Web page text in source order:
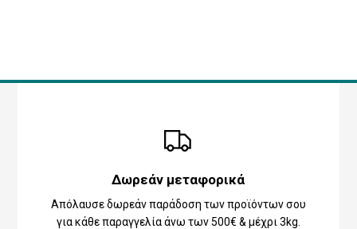
Δωρεάν μεταφορικά
Απόλαυσε δωρεάν παράδοση των προϊόντων σου
για κάθε παραγγελία άνω των 500€ & μέχρι 3kg.